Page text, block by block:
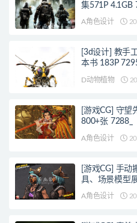
A角色设计
[3d设计] 教手
本书 183P
D动物植物
[游戏CG] 守
800+张 7288_
A角色设计
[游戏CG] 手
具、场景模型
A角色设计